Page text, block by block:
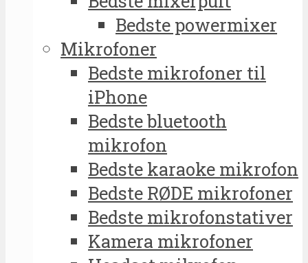
Bedste powermixer
Mikrofoner
Bedste mikrofoner til
iPhone
Bedste bluetooth
mikrofon
Bedste karaoke mikrofon
Bedste RØDE mikrofoner
Bedste mikrofonstativer
Kamera mikrofoner